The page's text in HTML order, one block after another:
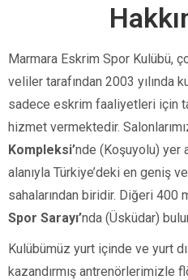
Marmara Eskrim Spor Kulübü,
veliler tarafından 2003 yılında
sadece eskrim faaliyetleri için
hizmet vermektedir.
Kompleksi’nde (Koşuyolu) yer
alanıyla Türkiye’deki en geniş
sahalarından biridir. Diğeri 400
Spor Sarayı’nda (Üsküdar)
Kulübümüz yurt içinde ve yurt
kazandırmış antrenörlerimizle